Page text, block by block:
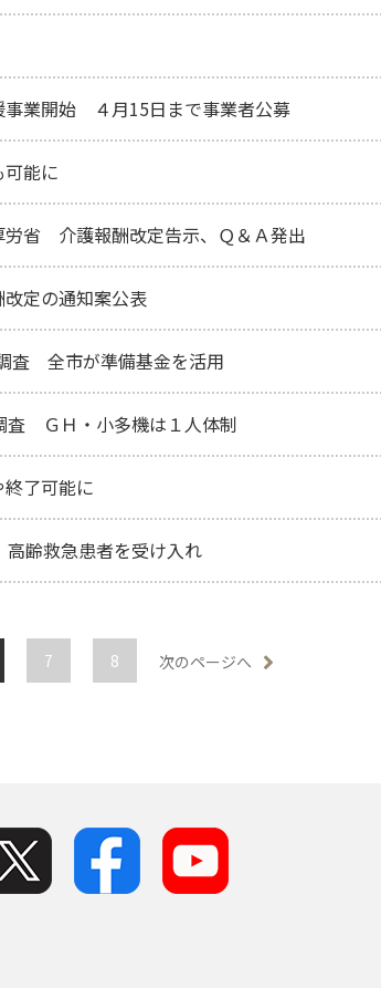
業開始 ４月15日まで事業者公募
能に
省 介護報酬改定告示、Ｑ＆Ａ発出
定の通知案公表
査 全市が準備基金を活用
ＧＨ・小多機は１人体制
了可能に
齢救急患者を受け入れ
7 8 次のページへ